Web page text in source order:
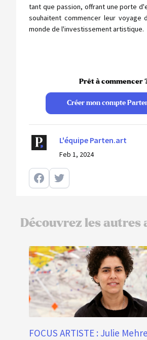
tant que passion, offrant une porte
souhaitent commencer leur voyage
monde de l'investissement artistique.
Prêt à commencer
Créer mon compte
L'équipe Parten.art
Feb 1, 2024
Découvrez les autres
FOCUS ARTISTE : Julie